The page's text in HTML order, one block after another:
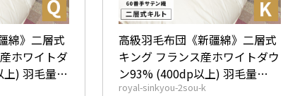
綿》二層式
ホワイトダ
) 羽毛量
高級羽毛布団《新疆綿》二層式
キング フランス産ホワイトダウ
ン93% (400dp以上) 羽毛量
2.2kg 【5つ星ロイヤルゴールド
royal-sinkyou-2sou-k